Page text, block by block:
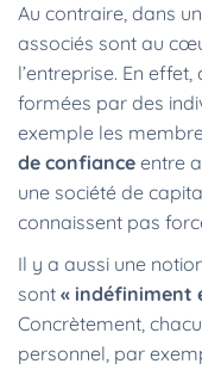
Au contraire, dans
associés sont au
l’entreprise. En
formées par des
exemple les
de confiance entre
une société de
connaissent pas
Il y a aussi une
sont« indéfiniment
Concrètement,
personnel, par